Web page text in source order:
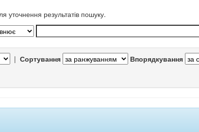
уточнення результатів пошуку.
| Сортування Впорядкування